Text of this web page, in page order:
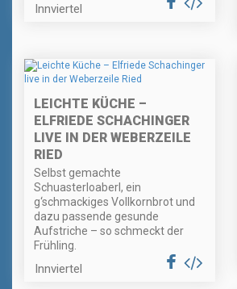
Innviertel
LEICHTE KÜCHE –
ELFRIEDE SCHACHINGER
LIVE IN DER WEBERZEILE
RIED
Selbst gemachte
Schuasterloaberl, ein
g‘schmackiges Vollkornbrot und
dazu passende gesunde
Aufstriche – so schmeckt der
Frühling.
Innviertel